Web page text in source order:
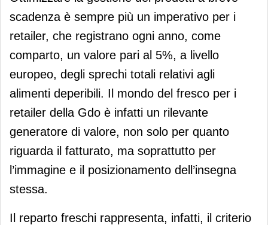
scadenza è sempre più un imperativo per i
retailer, che registrano ogni anno, come
comparto, un valore pari al 5%, a livello
europeo, degli sprechi totali relativi agli
alimenti deperibili. Il mondo del fresco per i
retailer della Gdo è infatti un rilevante
generatore di valore, non solo per quanto
riguarda il fatturato, ma soprattutto per
l’immagine e il posizionamento dell’insegna
stessa.
Il reparto freschi rappresenta, infatti, il criterio